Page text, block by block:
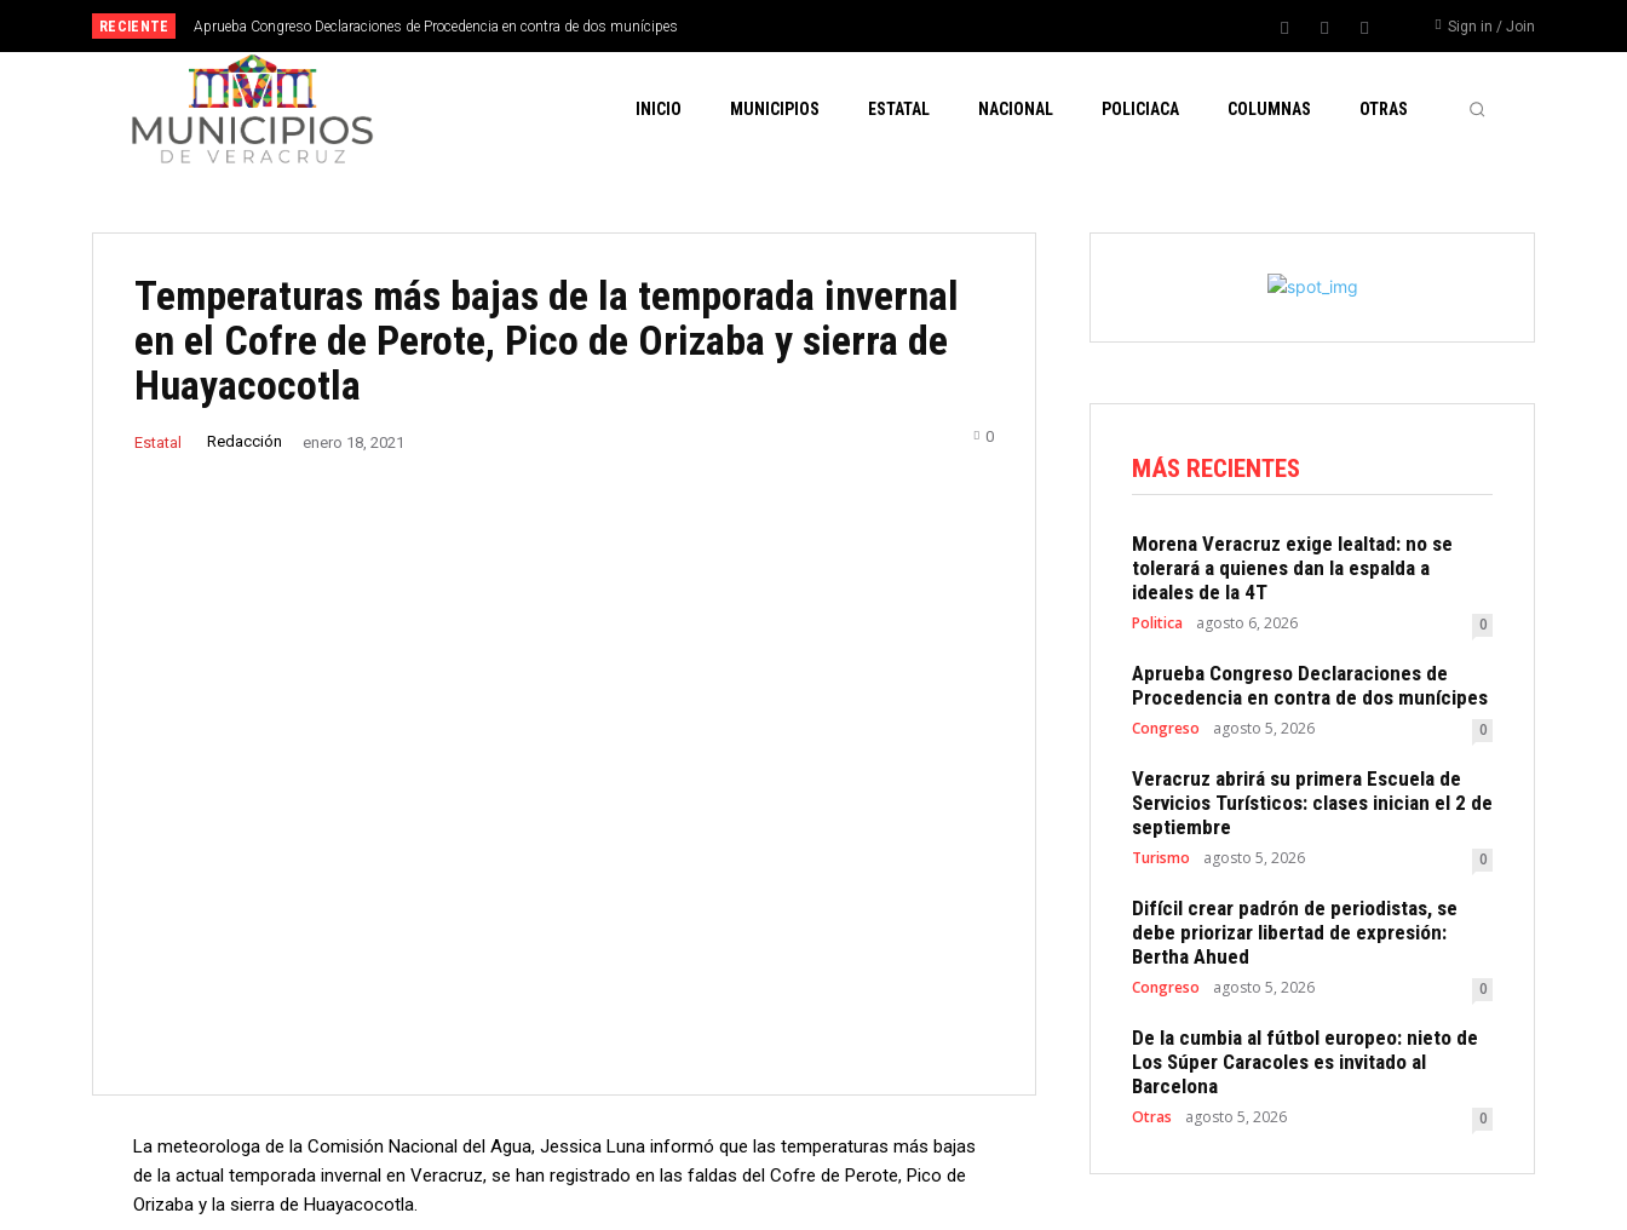
RECIENTE Aprueba Congreso Declaraciones de Procedencia en contra de dos munícipes Sign in / Join
INICIO MUNICIPIOS ESTATAL NACIONAL POLICIACA COLUMNAS OTRAS
Temperaturas más bajas de la temporada invernal
en el Cofre de Perote, Pico de Orizaba y sierra de
Huayacocotla
Estatal Redacción enero 18, 2021 0
La meteorologa de la Comisión Nacional del Agua, Jessica Luna informó que las temperaturas más bajas
de la actual temporada invernal en Veracruz, se han registrado en las faldas del Cofre de Perote, Pico de
Orizaba y la sierra de Huayacocotla.
MÁS RECIENTES
Morena Veracruz exige lealtad: no se
tolerará a quienes dan la espalda a
ideales de la 4T
Politica agosto 6, 2026 0
Aprueba Congreso Declaraciones de
Procedencia en contra de dos munícipes
Congreso agosto 5, 2026 0
Veracruz abrirá su primera Escuela de
Servicios Turísticos: clases inician el 2 de
septiembre
Turismo agosto 5, 2026 0
Difícil crear padrón de periodistas, se
debe priorizar libertad de expresión:
Bertha Ahued
Congreso agosto 5, 2026 0
De la cumbia al fútbol europeo: nieto de
Los Súper Caracoles es invitado al
Barcelona
Otras agosto 5, 2026 0